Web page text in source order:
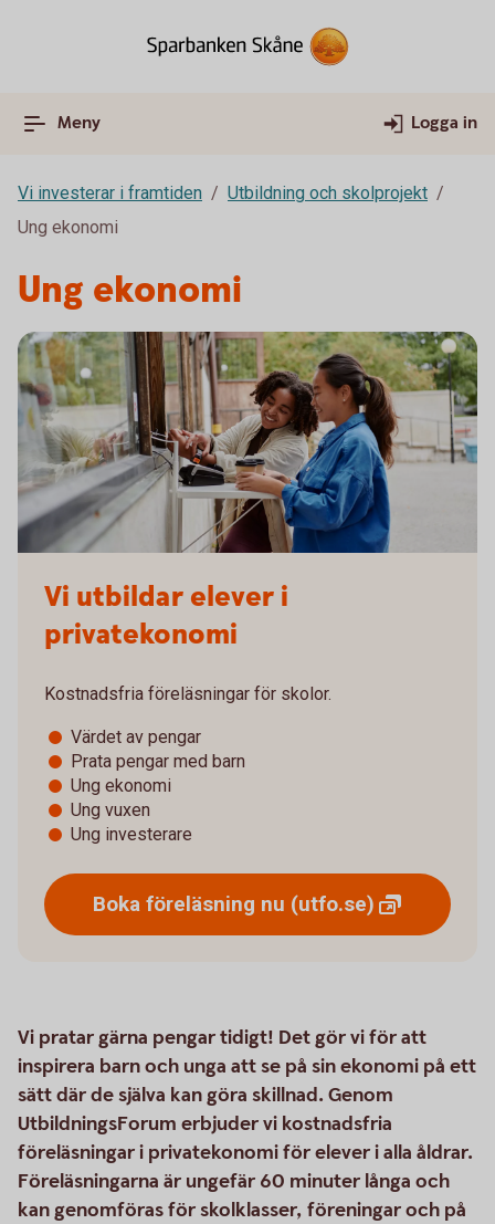
Meny Logga in
Vi investerar i framtiden
Utbildning och skolprojekt
Ung ekonomi
Ung ekonomi
Vi utbildar elever i
privatekonomi
Kostnadsfria föreläsningar för skolor.
Värdet av pengar
Prata pengar med barn
Ung ekonomi
Ung vuxen
Ung investerare
Boka föreläsning nu (utfo.se)
Vi pratar gärna pengar tidigt! Det gör vi för att
inspirera barn och unga att se på sin ekonomi på ett
sätt där de själva kan göra skillnad. Genom
UtbildningsForum erbjuder vi kostnadsfria
föreläsningar i privatekonomi för elever i alla åldrar.
Föreläsningarna är ungefär 60 minuter långa och
kan genomföras för skolklasser, föreningar och på